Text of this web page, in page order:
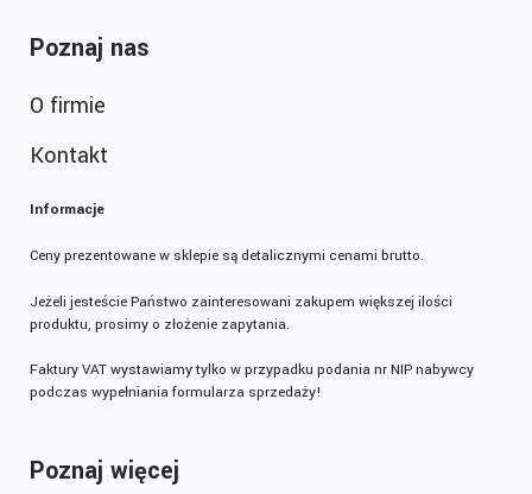
Poznaj nas
O firmie
Kontakt
Informacje
Ceny prezentowane w sklepie są detalicznymi cenami brutto.
Jeżeli jesteście Państwo zainteresowani zakupem większej ilości
produktu, prosimy o złożenie zapytania.
Faktury VAT wystawiamy tylko w przypadku podania nr NIP nabywcy
podczas wypełniania formularza sprzedaży!
Poznaj więcej